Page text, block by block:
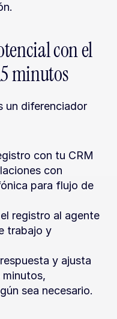
con el
minutos
un diferenciador
con tu CRM
con
para flujo de
registro al agente
trabajo y
y ajusta
minutos,
sea necesario.